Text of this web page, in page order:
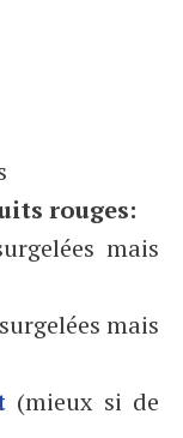
rouges:
mais
mais
(mieux si de